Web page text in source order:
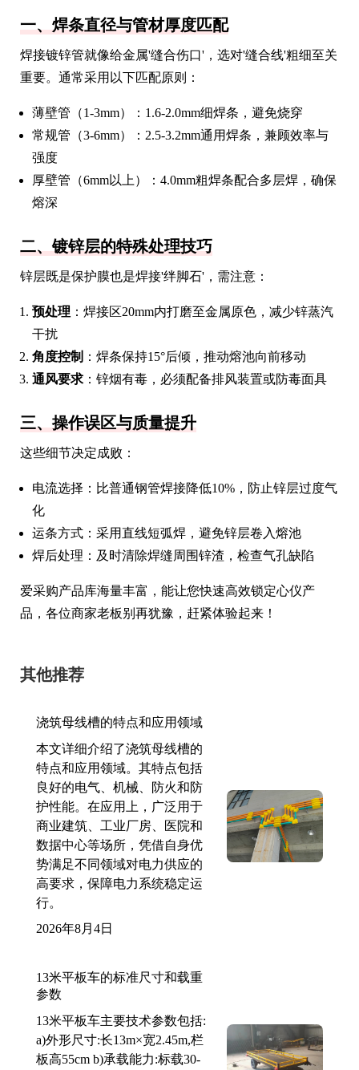
一、焊条直径与管材厚度匹配
焊接镀锌管就像给金属'缝合伤口'，选对'缝合线'粗细至关
重要。通常采用以下匹配原则：
薄壁管（1-3mm）：1.6-2.0mm细焊条，避免烧穿
常规管（3-6mm）：2.5-3.2mm通用焊条，兼顾效率与
强度
厚壁管（6mm以上）：4.0mm粗焊条配合多层焊，确保
熔深
二、镀锌层的特殊处理技巧
锌层既是保护膜也是焊接'绊脚石'，需注意：
预处理 ：焊接区20mm内打磨至金属原色，减少锌蒸汽
干扰
角度控制 ：焊条保持15°后倾，推动熔池向前移动
通风要求 ：锌烟有毒，必须配备排风装置或防毒面具
三、操作误区与质量提升
这些细节决定成败：
电流选择：比普通钢管焊接降低10%，防止锌层过度气
化
运条方式：采用直线短弧焊，避免锌层卷入熔池
焊后处理：及时清除焊缝周围锌渣，检查气孔缺陷
爱采购产品库海量丰富，能让您快速高效锁定心仪产
品，各位商家老板别再犹豫，赶紧体验起来！
其他推荐
浇筑母线槽的特点和应用领域
本文详细介绍了浇筑母线槽的
特点和应用领域。其特点包括
良好的电气、机械、防火和防
护性能。在应用上，广泛用于
商业建筑、工业厂房、医院和
数据中心等场所，凭借自身优
势满足不同领域对电力供应的
高要求，保障电力系统稳定运
行。
2026年8月4日
13米平板车的标准尺寸和载重
参数
13米平板车主要技术参数包括:
a)外形尺寸:长13m×宽2.45m,栏
板高55cm b)承载能力:标载30-